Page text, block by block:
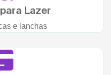
Lazer
e lanchas